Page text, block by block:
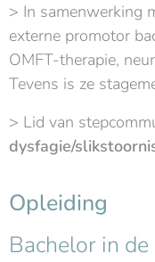
> In samenwerking
externe promotor
OMFT-therapie,
Tevens is ze
> Lid van
dysfagie/
Opleiding
Bachelor in